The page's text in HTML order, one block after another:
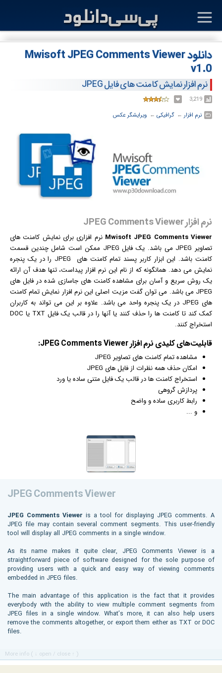
دانلود Mwisoft JPEG Comments Viewer
v1.0
نرم افزار نمایش کامنت های فایل JPEG
3,219
نرم افزار ← ‏گرافیکی ← ‏ ویرایشگر عکس
نرم افزار JPEG Comments Viewer
Mwisoft JPEG Comments Viewer نرم افزاری برای نمایش کامنت های
تصاویر JPEG می باشد. یک فایل JPEG ممکن است شامل چندین قسمت
کامنت باشد. این ابزار کاربر پسند تمام کامنت های JPEG را در یک پنجره
نمایش می دهد. همانگونه که از نام این نرم افزار پیداست، تنها هدف آن ارائه
یک روش سریع و آسان برای مشاهده کامنت های جاسازی شده در فایل های
JPEG می باشد. می توان گفت مزیت اصلی این نرم افزار نمایش تمام کامنت
های JPEG در یک پنجره واحد می باشد. علاوه بر این می تواند به کاربران
کمک کند تا کامنت ها را حذف کنند یا آنها را در قالب یک فایل TXT یا DOC
استخراج کنند.
قابلیت‌های کلیدی نرم افزار
مشاهده تمام کامنت های تصاویر JPEG
امکان حذف همه نظرات از فایل های JPEG
استخراج کامنت ها در قالب یک فایل متنی ساده یا ورد
پردازش گروهی
رابط کاربری ساده و واضح
و ...
JPEG Comments Viewer
JPEG Comments Viewer is a tool for displaying JPEG comments. A
JPEG file may contain several comment segments. This user-friendly
tool will display all JPEG comments in a single window.
As its name makes it quite clear, JPEG Comments Viewer is a
straightforward piece of software designed for the sole purpose of
providing users with a quick and easy way of viewing comments
embedded in JPEG files.
The main advantage of this application is the fact that it provides
everybody with the ability to view multiple comment segments from
JPEG files in a single window. What’s more, it can also help users
remove the comments altogether, or export them either as TXT or DOC
files.
More info ( ↓ open / close ↑ )